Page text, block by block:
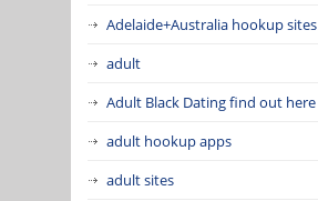
Adelaide+Australia hookup sites
adult
Adult Black Dating find out here
adult hookup apps
adult sites